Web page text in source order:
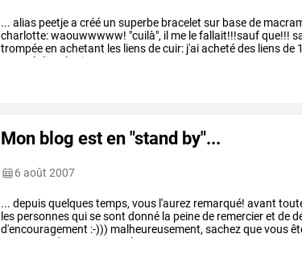
... alias peetjea créé un superbe bracelet sur basede
charlotte:waouwwwww! "cuilà", il me lefallait!!!saufque!!!
trompéeen achetant les liensdecuir: j'aiachetédes liensde
réaliser le si
Mon blog est en "stand by"...
6 août 2007
... depuisquelquestemps,vous l'aurez remarqué! avant
les personnesquisesont donné la peinede remercieret de
d'encouragement :-))) malheureusement,sachezquevous
c'est gratuit? cela